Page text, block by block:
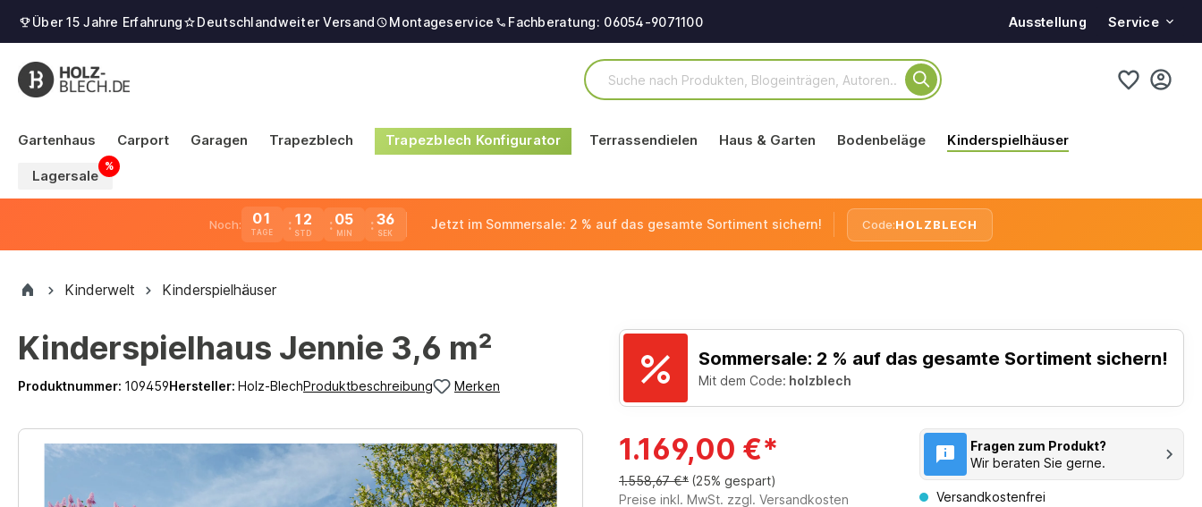
Über 15 Jahre Erfahrung Deutschlandweiter Versand Montageservice Fachberatung: 06054-9071100 Ausstellung Service
Gartenhaus Carport Garagen Trapezblech Trapezblech Konfigurator Terrassendielen Haus & Garten Bodenbeläge Kinderspielhäuser
Lagersale
Noch: 01
TAGE
12 05 35 Jetzt im Sommersale: 2 % auf das gesamte Sortiment sichern! Code:HOLZBLECH
Kinderwelt Kinderspielhäuser
Kinderspielhaus Jennie 3,6 m²
Produktnummer: 109459Hersteller: Holz-BlechProduktbeschreibung Merken
Sommersale: 2 % auf das gesamte Sortiment sichern!
Mit dem Code: holzblech
1.169,00 €*
1.558,67 €* (25% gespart)
Preise inkl. MwSt. zzgl. Versandkosten
Fragen zum Produkt?
Wir beraten Sie gerne.
Versandkostenfrei